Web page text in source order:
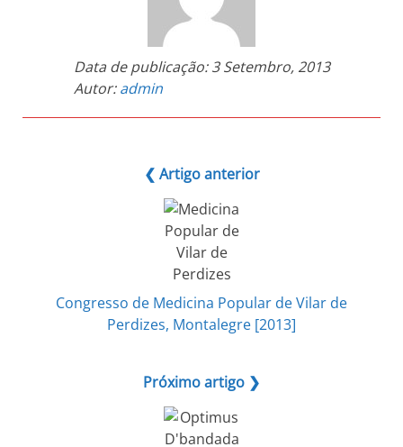
Data de publicação:3 Setembro, 2013
Autor:admin
❮ Artigo anterior
Congresso de Medicina Popular de Vilar de
Perdizes, Montalegre [2013]
Próximo artigo ❯